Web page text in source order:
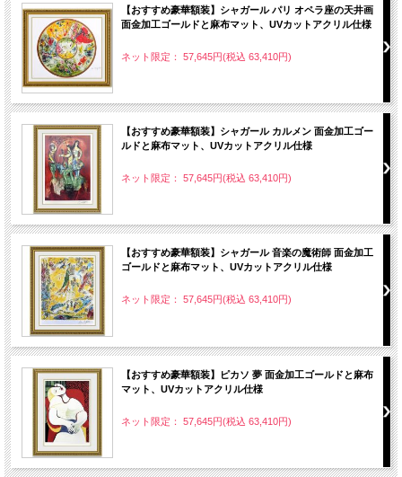
【おすすめ豪華額装】シャガール パリ オペラ座の天井画
面金加工ゴールドと麻布マット、UVカットアクリル仕様
ネット限定： 57,645円(税込 63,410円)
【おすすめ豪華額装】シャガール カルメン 面金加工ゴー
ルドと麻布マット、UVカットアクリル仕様
ネット限定： 57,645円(税込 63,410円)
【おすすめ豪華額装】シャガール 音楽の魔術師 面金加工
ゴールドと麻布マット、UVカットアクリル仕様
ネット限定： 57,645円(税込 63,410円)
【おすすめ豪華額装】ピカソ 夢 面金加工ゴールドと麻布
マット、UVカットアクリル仕様
ネット限定： 57,645円(税込 63,410円)